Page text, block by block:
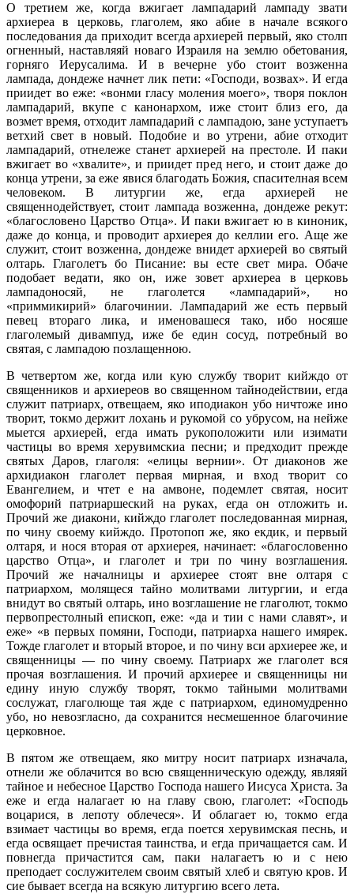
О третием же, когда вжигает лампадарий лампаду звати
архиереа в церковь, глаголем, яко абие в начале всякого
последования да приходит всегда архиерей первый, яко столп
огненный, наставляяй новаго Израиля на землю обетования,
горняго Иерусалима. И в вечерне убо стоит возженна
лампада, дондеже начнет лик пети: «Господи, возвах». И егда
приидет во еже: «вонми гласу моления моего», творя поклон
лампадарий, вкупе с канонархом, иже стоит близ его, да
возмет время, отходит лампадарий с лампадою, зане уступаетъ
ветхий свет в новый. Подобие и во утрени, абие отходит
лампадарий, отнележе станет архиерей на престоле. И паки
вжигает во «хвалите», и приидет пред него, и стоит даже до
конца утрени, за еже явися благодать Божия, спасителная всем
человеком. В литургии же, егда архиерей не
священнодействует, стоит лампада возженна, дондеже рекут:
«благословено Царство Отца». И паки вжигает ю в киноник,
даже до конца, и проводит архиерея до келлии его. Аще же
служит, стоит возженна, дондеже внидет архиерей во святый
олтарь. Глаголетъ бо Писание: вы есте свет мира. Обаче
подобает ведати, яко он, иже зовет архиереа в церковь
лампадоносяй, не глаголется «лампадарий», но
«приммикирий» благочинии. Лампадарий же есть первый
певец втораго лика, и именовашеся тако, ибо носяше
глаголемый дивампуд, иже бе един сосуд, потребный во
святая, с лампадою позлащенною.
В четвертом же, когда или кую службу творит кийждо от
священников и архиереов во священном тайнодействии, егда
служит патриарх, отвещаем, яко иподиакон убо ничтоже ино
творит, токмо держит лохань и рукомой со убрусом, на нейже
мыется архиерей, егда имать рукоположити или изимати
частицы во время херувимскиа песни; и предходит прежде
святых Даров, глаголя: «елицы вернии». От диаконов же
архидиакон глаголет первая мирная, и вход творит со
Евангелием, и чтет е на амвоне, подемлет святая, носит
омофорий патриаршеский на руках, егда он отложить и.
Прочий же диакони, кийждо глаголет последованная мирная,
по чину своему кийждо. Протопоп же, яко екдик, и первый
олтаря, и нося вторая от архиерея, начинает: «благословенно
царство Отца», и глаголет и три по чину возглашения.
Прочий же началницы и архиерее стоят вне олтаря с
патриархом, молящеся тайно молитвами литургии, и егда
внидут во святый олтарь, ино возглашение не глаголют, токмо
первопрестолный епископ, еже: «да и тии с нами славят», и
еже» «в первых помяни, Господи, патриарха нашего имярек.
Тожде глаголет и вторый второе, и по чину вси архиерее же, и
священницы — по чину своему. Патриарх же глаголет вся
прочая возглашения. И прочий архиерее и священницы ни
едину иную службу творят, токмо тайными молитвами
сослужат, глаголюще тая жде с патриархом, единомудренно
убо, но невозгласно, да сохранится несмешенное благочиние
церковное.
В пятом же отвещаем, яко митру носит патриарх изначала,
отнели же облачится во всю священническую одежду, являяй
тайное и небесное Царство Господа нашего Иисуса Христа. За
еже и егда налагает ю на главу свою, глаголет: «Господь
воцарися, в лепоту облечеся». И облагает ю, токмо егда
взимает частицы во время, егда поется херувимская песнь, и
егда освящает пречистая таинства, и егда причащается сам. И
повнегда причастится сам, паки налагаетъ ю и с нею
преподает сослужителем своим святый хлеб и святую кров. И
сие бывает всегда на всякую литургию всего лета.